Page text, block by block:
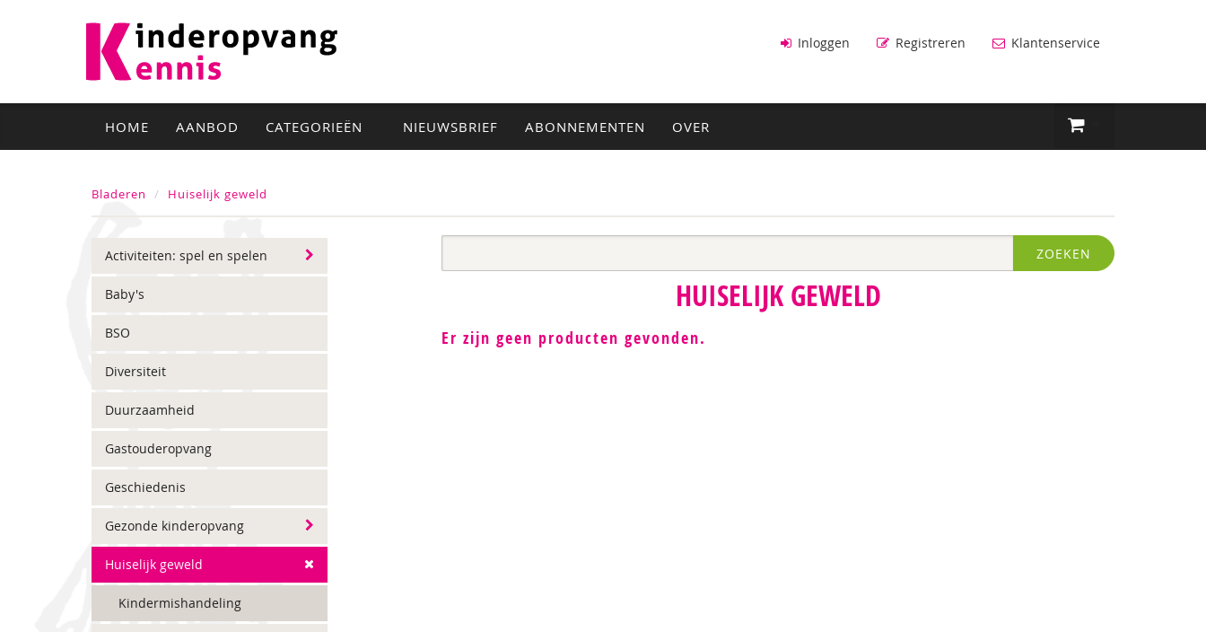
Inloggen Registreren Klantenservice
HOME AANBOD CATEGORIEËN NIEUWSBRIEF ABONNEMENTEN OVER
Bladeren Huiselijk geweld
Activiteiten: spel en spelen
Baby's
BSO
Diversiteit
Duurzaamheid
Gastouderopvang
Geschiedenis
Gezonde kinderopvang
Huiselijk geweld
Kindermishandeling
ZOEKEN
HUISELIJK GEWELD
Er zijn geen producten gevonden.